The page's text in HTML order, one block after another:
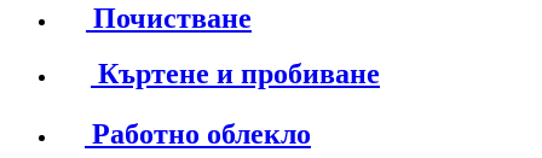
Почистване
Къртене и пробиване
Работно облекло